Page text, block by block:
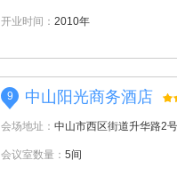
开业时间： 2010年
9 中山阳光商务酒店
会场地址： 中山市西区街道升华路2号
会议室数量： 5间